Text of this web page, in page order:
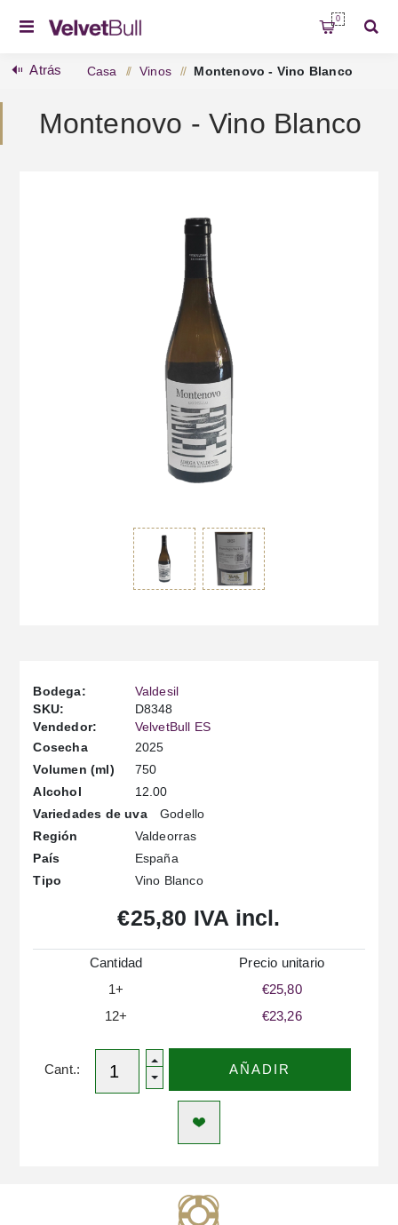
0
Atrás Casa / Vinos / Montenovo - Vino Blanco
Montenovo - Vino Blanco
Bodega:
Valdesil
SKU:
D8348
Vendedor:
VelvetBull ES
Cosecha
2025
Volumen (ml)
750
Alcohol
12.00
Variedades de uva
Godello
Región
Valdeorras
País
España
Tipo
Vino Blanco
€25,80 IVA incl.
Cantidad
1+
12+
Precio unitario
€25,80
€23,26
Cant.: AÑADIR